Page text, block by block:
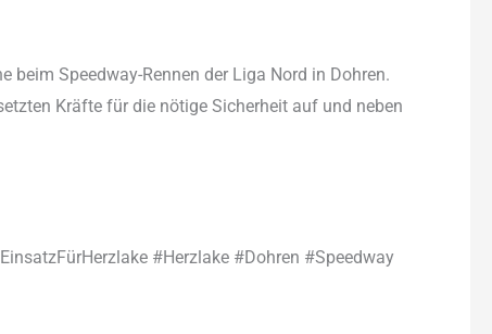
beim Speedway-Rennen der Liga Nord in Dohren.
Kräfte für die nötige Sicherheit auf und neben
#Herzlake #Dohren #Speedway